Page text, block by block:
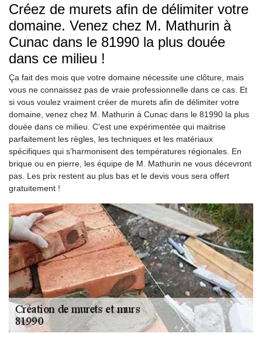
Créez de murets afin de délimiter votre
domaine. Venez chez M. Mathurin à
Cunac dans le 81990 la plus douée
dans ce milieu !
Ça fait des mois que votre domaine nécessite une clôture, mais
vous ne connaissez pas de vraie professionnelle dans ce cas. Et
si vous voulez vraiment créer de murets afin de délimiter votre
domaine, venez chez M. Mathurin à Cunac dans le 81990 la plus
douée dans ce milieu. C’est une expérimentée qui maitrise
parfaitement les règles, les techniques et les matériaux
spécifiques qui s’harmonisent des températures régionales. En
brique ou en pierre, les équipe de M. Mathurin ne vous décevront
pas. Les prix restent au plus bas et le devis vous sera offert
gratuitement !